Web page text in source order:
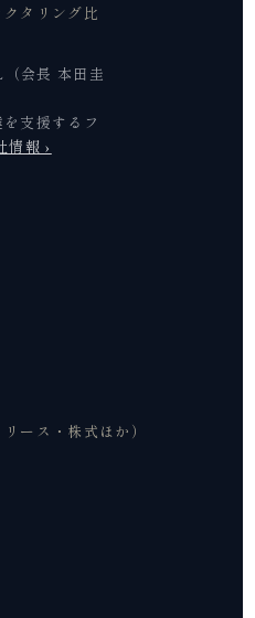
タリング比
会長 本田圭
支援するフ
情報 ›
ース・株式ほか）